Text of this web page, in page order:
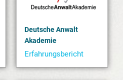
Deutsche Anwalt
Akademie
Erfahrungsbericht